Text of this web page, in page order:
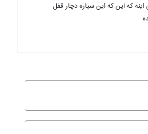
که این که این سیاره دچار قفل